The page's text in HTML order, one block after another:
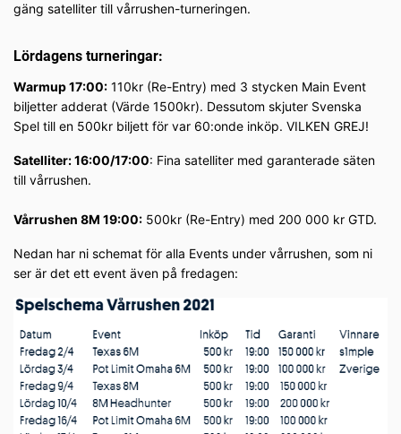
gäng satelliter till vårrushen-turneringen.
Lördagens turneringar:
Warmup 17:00: 110kr (Re-Entry) med 3 stycken Main Event
biljetter adderat (Värde 1500kr). Dessutom skjuter Svenska
Spel till en 500kr biljett för var 60:onde inköp. VILKEN GREJ!
Satelliter: 16:00/17:00: Fina satelliter med garanterade säten
till vårrushen.
Vårrushen 8M 19:00: 500kr (Re-Entry) med 200 000 kr GTD.
Nedan har ni schemat för alla Events under vårrushen, som ni
ser är det ett event även på fredagen: